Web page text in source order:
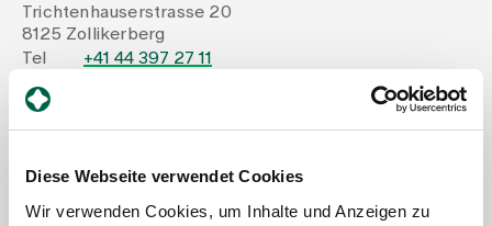
Diese Webseite verwendet Cookies
Wir verwenden Cookies, um Inhalte und Anzeigen zu
Events
Latest news
Trichtenhauserstrasse 20
8125 Zollikerberg
Tel
+41 44 397 27 11
Mail
Write Message